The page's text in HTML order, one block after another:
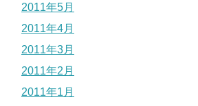
2011年5月
2011年4月
2011年3月
2011年2月
2011年1月